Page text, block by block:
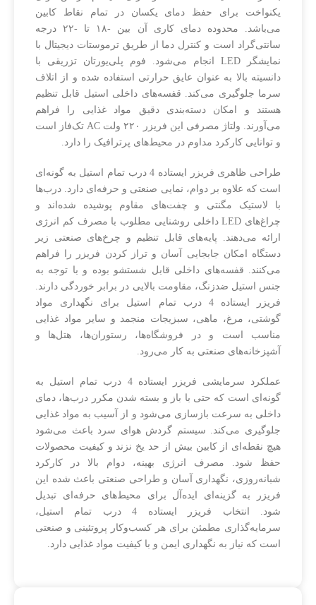
یکنواخت برای حفظ دمای یکسان در تمام نقاط کابین
می‌باشد. محدوده دمای کاری آن بین -۱۸ تا -۲۲ درجه
سانتی‌گراد است و کنترل دما از طریق ترموستات دیجیتال با
نمایشگر LED انجام می‌شود. فوم پلی‌یورتان تزریقی با
دانسیته بالا به عنوان عایق حرارتی استفاده شده و از اتلاف
سرما جلوگیری می‌کند. قفسه‌های داخلی استیل قابل تنظیم
هستند و امکان دسته‌بندی دقیق مواد غذایی را فراهم
می‌آورند. ولتاژ مصرفی این فریزر ۲۲۰ ولت AC تک‌فاز است
و توانایی کارکرد مداوم در محیط‌های پرترافیک را دارد.
طراحی ظاهری فریزر ایستاده 4 درب تمام استیل به گونه‌ای
است که علاوه بر دوام، نمایی صنعتی و حرفه‌ای دارد. درب‌ها
با لاستیک مگنتی و چفت‌های مقاوم پوشیده شده‌اند و
چراغ‌های LED داخلی روشنایی مطلوب با مصرف کم انرژی
ارائه می‌دهند. پایه‌های قابل تنظیم و چرخ‌های صنعتی زیر
دستگاه امکان جابجایی آسان و تراز کردن فریزر را فراهم
می‌کنند. قفسه‌های داخلی قابل شستشو بوده و با توجه به
جنس استیل ضدزنگ، مقاومت بالایی در برابر خوردگی دارند.
فریزر ایستاده 4 درب تمام استیل برای نگهداری مواد
گوشتی، مرغ، ماهی، سبزیجات منجمد و سایر مواد غذایی
مناسب است و در فروشگاه‌ها، رستوران‌ها، هتل‌ها و
آشپزخانه‌های صنعتی به کار می‌رود.
عملکرد سرمایشی فریزر ایستاده 4 درب تمام استیل به
گونه‌ای است که حتی با باز و بسته شدن مکرر درب‌ها، دمای
داخلی به سرعت بازسازی می‌شود و از آسیب به مواد غذایی
جلوگیری می‌کند. سیستم گردش هوای سرد باعث می‌شود
هیچ نقطه‌ای از کابین بیش از حد یخ نزند و کیفیت محصولات
حفظ شود. مصرف انرژی بهینه، دوام بالا در کارکرد
شبانه‌روزی، نگهداری آسان و طراحی صنعتی باعث شده این
فریزر به گزینه‌ای ایده‌آل برای محیط‌های حرفه‌ای تبدیل
شود. انتخاب فریزر ایستاده 4 درب تمام استیل،
سرمایه‌گذاری مطمئن برای هر کسب‌وکار پروتئینی و صنعتی
است که نیاز به نگهداری ایمن و با کیفیت مواد غذایی دارد.